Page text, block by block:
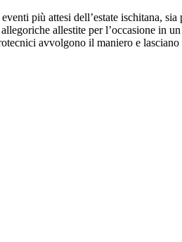
più attesi dell’estate ischitana,
allestite per l’occasione in
avvolgono il maniero e lasciano